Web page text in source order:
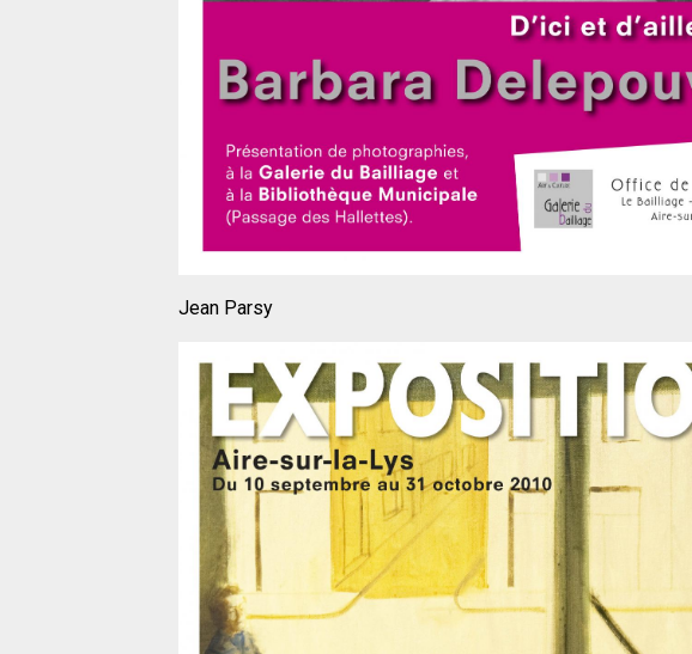
Jean Parsy